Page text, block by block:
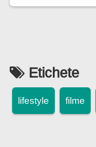
Etichete
lifestyle filme